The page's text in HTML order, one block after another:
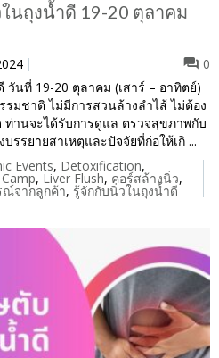
นถุงน้ำดี 19-20 ตุลาคม
0
นที่ 19-20 ตุลาคม (เสาร์ – อาทิตย์)
มชาติ ไม่มีการสวนล้างลำไส้ ไม่ต้อง
ท่านจะได้รับการดูแล ตรวจสุขภาพกับ
รรยายสาเหตุและปัจจัยที่ก่อให้เกิ ...
Events, Detoxification,
, Liver Flush, คอร์สล้างนิ่ว,
จากลูกค้า, รู้จักกับนิ่วในถุงน้ำดี